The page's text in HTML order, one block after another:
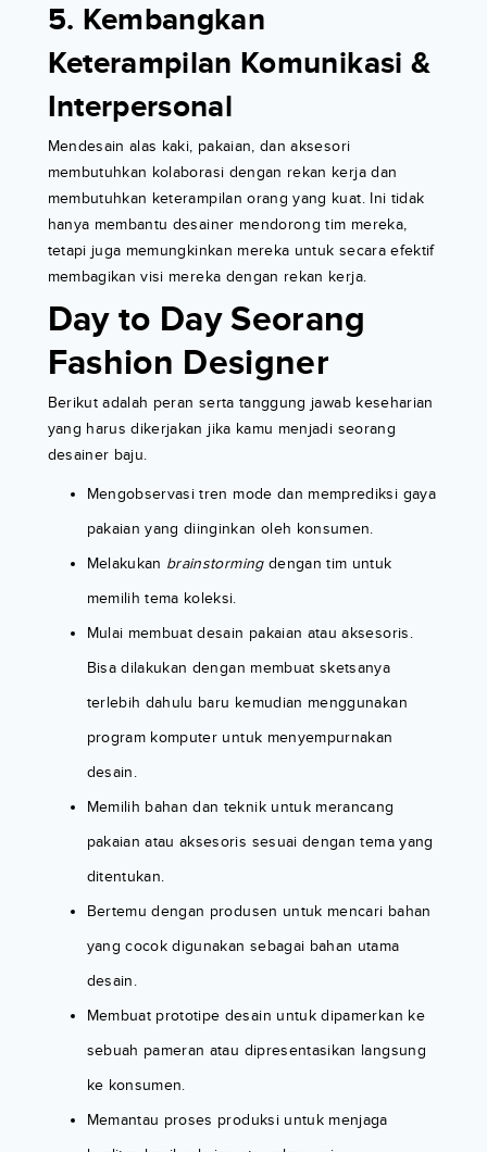
5. Kembangkan
Keterampilan Komunikasi &
Interpersonal
Mendesain alas kaki, pakaian, dan aksesori
membutuhkan kolaborasi dengan rekan kerja dan
membutuhkan keterampilan orang yang kuat. Ini tidak
hanya membantu desainer mendorong tim mereka,
tetapi juga memungkinkan mereka untuk secara efektif
membagikan visi mereka dengan rekan kerja.
Day to Day Seorang
Fashion Designer
Berikut adalah peran serta tanggung jawab keseharian
yang harus dikerjakan jika kamu menjadi seorang
desainer baju.
Mengobservasi tren mode dan memprediksi gaya
pakaian yang diinginkan oleh konsumen.
Melakukan brainstormingdengan tim untuk
memilih tema koleksi.
Mulai membuat desain pakaian atau aksesoris.
Bisa dilakukan dengan membuat sketsanya
terlebih dahulu baru kemudian menggunakan
program komputer untuk menyempurnakan
desain.
Memilih bahan dan teknik untuk merancang
pakaian atau aksesoris sesuai dengan tema yang
ditentukan.
Bertemu dengan produsen untuk mencari bahan
yang cocok digunakan sebagai bahan utama
desain.
Membuat prototipe desain untuk dipamerkan ke
sebuah pameran atau dipresentasikan langsung
ke konsumen.
Memantau proses produksi untuk menjaga